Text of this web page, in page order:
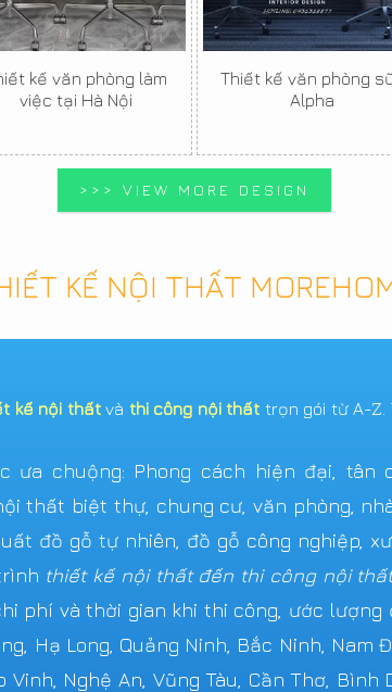
kế văn phòng làm
việc tại Hà Nội
Thiết kế văn phòng
Alpha
>>> VIEW MORE DESIGN
KẾ NỘI THẤT
kế nội thấtvà thi công nội thất trọn gói từ A-Z.
chuộng: Phong cách hiện đại, tân
thất biệt thự, chung cư, văn phòng,
đồ gỗ tự nhiên, đồ gỗ công nghiệp,
thiết kế nội thất đến thi công nội
phí và thời gian khi thi công, ước
Hạ Long, Quảng Ninh, Bắc Ninh, Nam
Nghệ An, Vũng Tàu, Cần Thơ, Bình